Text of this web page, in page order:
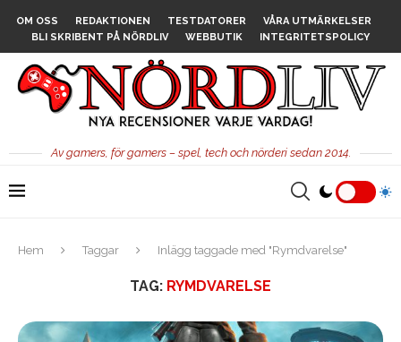
OM OSS REDAKTIONEN TESTDATORER
VÅRA UTMÄRKELSER
BLI SKRIBENT PÅ NÖRDLIV
WEBBUTIK INTEGRITETSPOLICY
Av gamers, för gamers – spel, tech och nörderi sedan 2014.
Hem Taggar Inlägg taggade med "Rymdvarelse"
TAG: RYMDVARELSE